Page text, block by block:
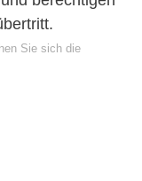
Sie sich die